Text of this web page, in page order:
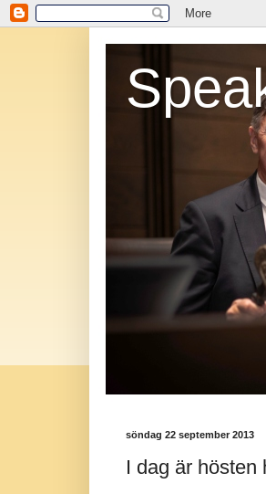
söndag 22 september 2013
I dag är hösten